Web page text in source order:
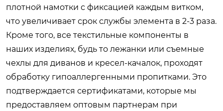
плотной намотки с фиксацией каждым витком,
что увеличивает срок службы элемента в 2-3 раза.
Кроме того, все текстильные компоненты в
наших изделиях, будь то лежанки или съемные
чехлы для диванов и кресел-качалок, проходят
обработку гипоаллергенными пропитками. Это
подтверждается сертификатами, которые мы
предоставляем оптовым партнерам при